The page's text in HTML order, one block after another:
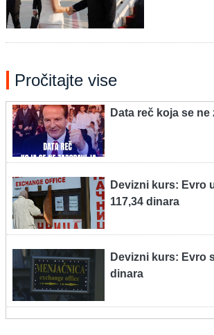
Pročitajte vise
Data reč koja se
Devizni kurs: Evro
117,34 dinara
Devizni kurs: Evro
dinara